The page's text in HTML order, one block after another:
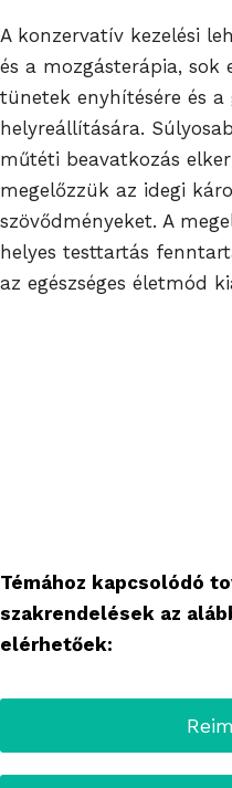
A konzervatív kezelési
és a mozgásterápia, sok
tünetek enyhítésére és
helyreállítására.
műtéti beavatkozás
megelőzzük az idegi
szövődményeket. A
helyes testtartás
az egészséges életmód
Témához kapcsolódó
szakrendelések az
elérhetőek: